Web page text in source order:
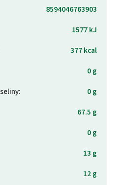
8594046763903
1577 kJ
377 kcal
0 g
:
0 g
67.5 g
0 g
13 g
12 g